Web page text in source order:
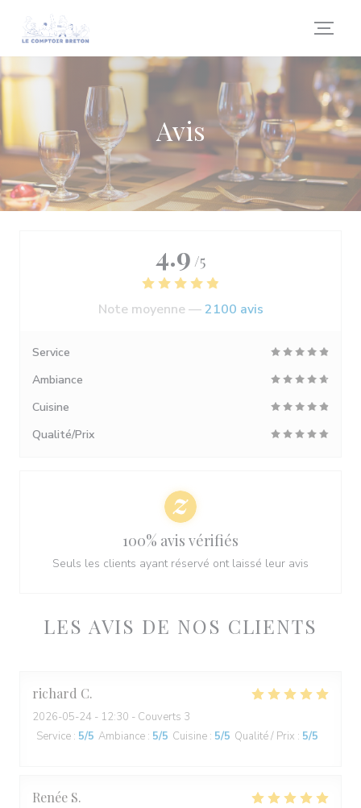
Avis
LES AVIS DE NOS CLIENTS
richard C
2026-05-24 - 12:30 - Couverts 3
Service : 5/5 Ambiance : 5/5 Cuisine : 5/5 Qualité / Prix : 5/5
Renée S
4.9 /5
Note moyenne —2100 avis
Service
Ambiance
Cuisine
Qualité/Prix
100% avis vérifiés
Seuls les clients ayant réservé ont laissé leur avis